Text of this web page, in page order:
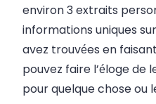
environ 3 extraits
informations uniques
avez trouvées en
pouvez faire l’éloge de
pour quelque chose ou